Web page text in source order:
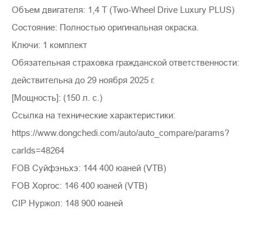
Объем двигателя: 1,4 Т (Two-Wheel Drive Luxury PLUS)
Состояние: Полностью оригинальная окраска.
Ключи: 1 комплект
Обязательная страховка гражданской ответственности:
действительна до 29 ноября 2025 г.
[Мощность]: (150 л. с.)
Ссылка на технические характеристики:
https://www.dongchedi.com/auto/auto_compare/params?
carIds=48264
FOB Суйфэньхэ: 144 400 юаней (VTB)
FOB Хоргос: 146 400 юаней (VTB)
CIP Нуржол: 148 900 юаней